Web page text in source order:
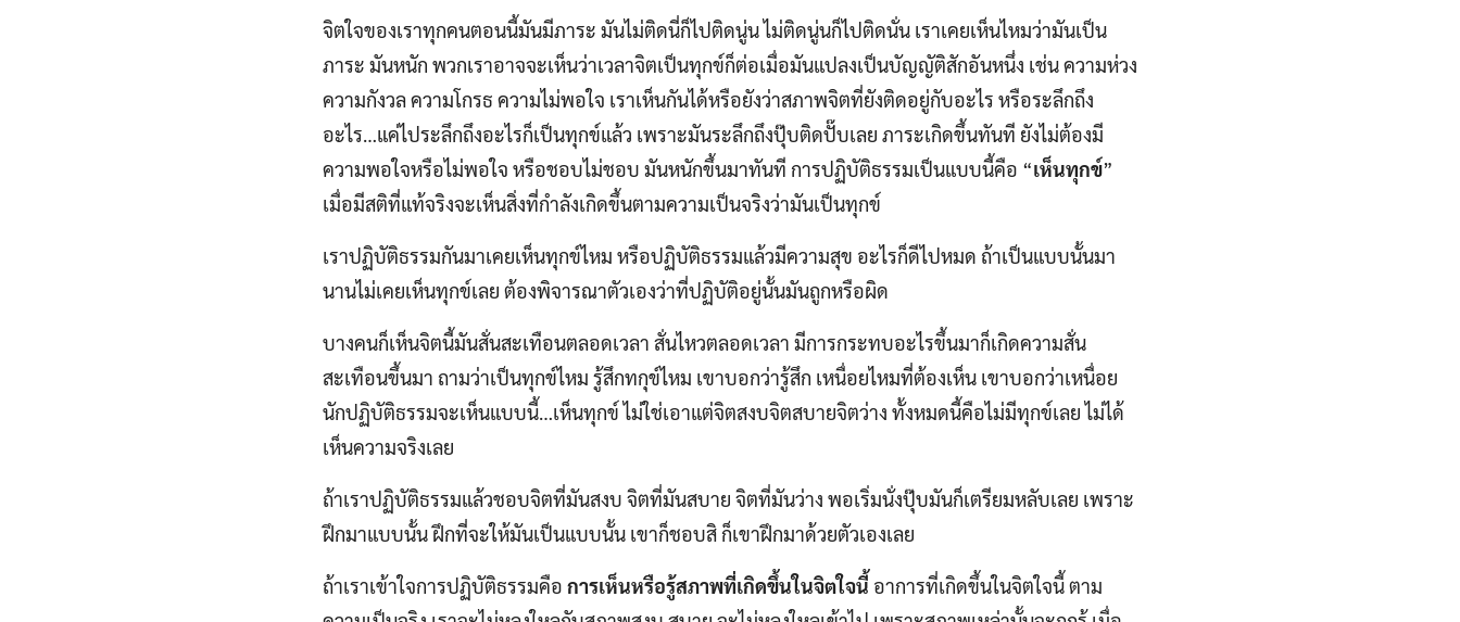
จิตใจของเราทุกคนตอนนี้มันมีภาระ มันไม่ติดนี่ก็ไปติดนู่น ไม่ติดนู่นก็ไปติดนั่น เราเคยเห็นไหมว่ามันเป็น
ภาระ มันหนัก พวกเราอาจจะเห็นว่าเวลาจิตเป็นทุกข์ก็ต่อเมื่อมันแปลงเป็นบัญญัติสักอันหนึ่ง เช่น ความห่วง
ความกังวล ความโกรธ ความไม่พอใจ เราเห็นกันได้หรือยังว่าสภาพจิตที่ยังติดอยู่กับอะไร หรือระลึกถึง
อะไร…แค่ไประลึกถึงอะไรก็เป็นทุกข์แล้ว เพราะมันระลึกถึงปุ๊บติดปั๊บเลย ภาระเกิดขึ้นทันที ยังไม่ต้องมี
ความพอใจหรือไม่พอใจ หรือชอบไม่ชอบ มันหนักขึ้นมาทันที การปฏิบัติธรรมเป็นแบบนี้คือ “เห็นทุกข์”
เมื่อมีสติที่แท้จริงจะเห็นสิ่งที่กำลังเกิดขึ้นตามความเป็นจริงว่ามันเป็นทุกข์
เราปฏิบัติธรรมกันมาเคยเห็นทุกข์ไหม หรือปฏิบัติธรรมแล้วมีความสุข อะไรก็ดีไปหมด ถ้าเป็นแบบนั้นมา
นานไม่เคยเห็นทุกข์เลย ต้องพิจารณาตัวเองว่าที่ปฏิบัติอยู่นั้นมันถูกหรือผิด
บางคนก็เห็นจิตนี้มันสั่นสะเทือนตลอดเวลา สั่นไหวตลอดเวลา มีการกระทบอะไรขึ้นมาก็เกิดความสั่น
สะเทือนขึ้นมา ถามว่าเป็นทุกข์ไหม รู้สึกทกุข์ไหม เขาบอกว่ารู้สึก เหนื่อยไหมที่ต้องเห็น เขาบอกว่าเหนื่อย
นักปฏิบัติธรรมจะเห็นแบบนี้…เห็นทุกข์ ไม่ใช่เอาแต่จิตสงบจิตสบายจิตว่าง ทั้งหมดนี้คือไม่มีทุกข์เลย ไม่ได้
เห็นความจริงเลย
ถ้าเราปฏิบัติธรรมแล้วชอบจิตที่มันสงบ จิตที่มันสบาย จิตที่มันว่าง พอเริ่มนั่งปุ๊บมันก็เตรียมหลับเลย เพราะ
ฝึกมาแบบนั้น ฝึกที่จะให้มันเป็นแบบนั้น เขาก็ชอบสิ ก็เขาฝึกมาด้วยตัวเองเลย
ถ้าเราเข้าใจการปฏิบัติธรรมคือ การเห็นหรือรู้สภาพที่เกิดขึ้นในจิตใจนี้ อาการที่เกิดขึ้นในจิตใจนี้ ตาม